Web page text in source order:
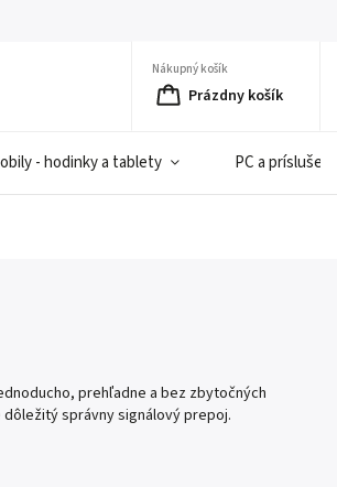
Nákupný košík
Prázdny košík
- hodinky a tablety PC a
prehľadne a bez zbytočných
správny signálový prepoj.